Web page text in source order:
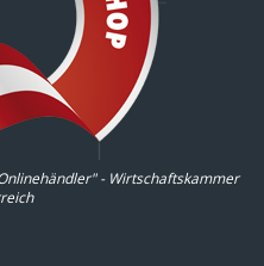
- Wirtschaftskammer